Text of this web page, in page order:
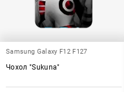
Samsung Galaxy F12 F127
Чохол "Sukuna"